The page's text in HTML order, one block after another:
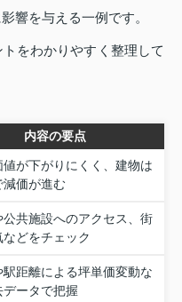
響を与える一例です。
をわかりやすく整理して
内容の要点
値が下がりにくく、建物は
減価が進む
公共施設へのアクセス、街
どをチェック
駅距離による坪単価変動な
データで把握